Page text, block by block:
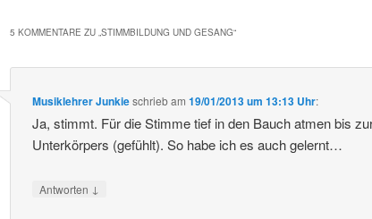
5 KOMMENTARE ZU „STIMMBILDUNG UND GESANG“
Musiklehrer Junkieschriebam19/01/2013 um 13:13 Uhr:
Ja, stimmt. Für die Stimme tief in den Bauch atmen bis
Unterkörpers (gefühlt). So habe ich es auch gelernt…
Antworten ↓